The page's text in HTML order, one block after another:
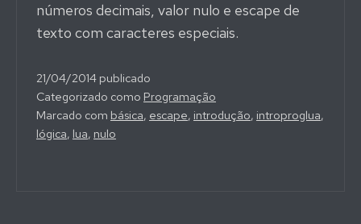
números decimais, valor nulo e escape de
texto com caracteres especiais.
21/04/2014 publicado
Categorizado como Programação
Marcado com básica, escape, introdução, introproglua,
lógica, lua, nulo